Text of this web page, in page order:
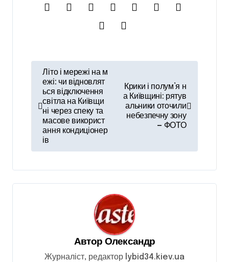
в
а
ц
і
Літо і мережі на м
ежі: чи відновлят
ься відключення
світла на Київщи
ні через спеку та
масове використ
ання кондиціонер
ів
Крики і полум’я н
а Київщині: рятув
альники оточили
небезпечну зону
— ФОТО
Автор Олександр
Журналіст, редактор lybid34.kiev.ua